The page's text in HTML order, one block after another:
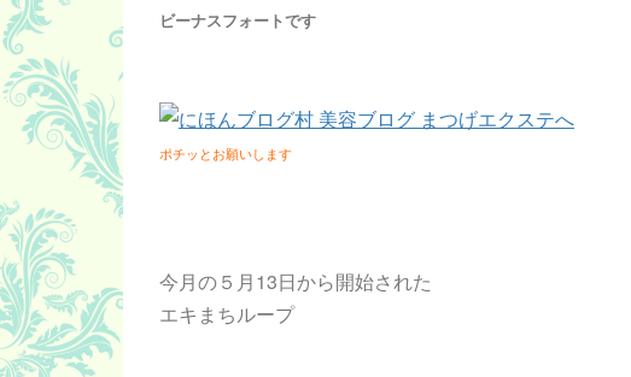
ビーナスフォートです
ポチッとお願いします
今月の５月13日から開始された
エキまちループ